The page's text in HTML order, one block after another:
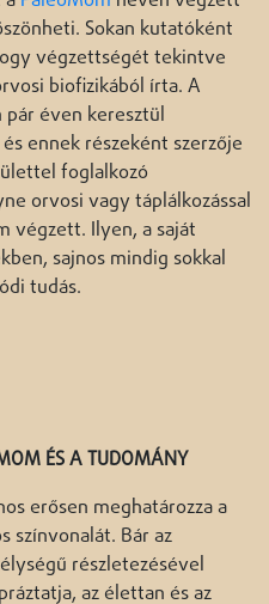
Sokan kutatóként
végzettségét tekintve
biofizikából írta. A
éven keresztül
ennek részeként szerzője
foglalkozó
orvosi vagy táplálkozással
végzett. Ilyen, a saját
sajnos mindig sokkal
tudás.
ÉS A TUDOMÁNY
erősen meghatározza a
színvonalát. Bár az
részletezésével
az élettan és az